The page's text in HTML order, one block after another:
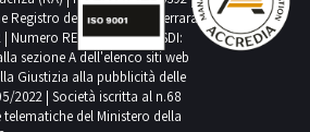
Registro delle Imprese di Ferrara
Numero REA RA 224830 | SDI:
sezione A dell'elenco siti web
Giustizia alla pubblicità delle
2022 | Società iscritta al n.68
del Ministero della